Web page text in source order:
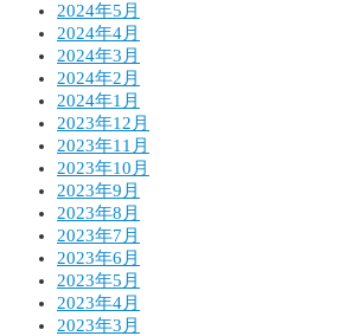
2024年5月
2024年4月
2024年3月
2024年2月
2024年1月
2023年12月
2023年11月
2023年10月
2023年9月
2023年8月
2023年7月
2023年6月
2023年5月
2023年4月
2023年3月